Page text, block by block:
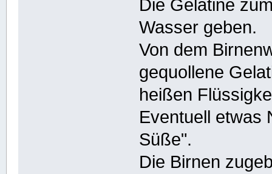
Die Gelatine
Wasser geben.
Von dem
gequollene
heißen
Eventuell etwas
Süße".
Die Birnen